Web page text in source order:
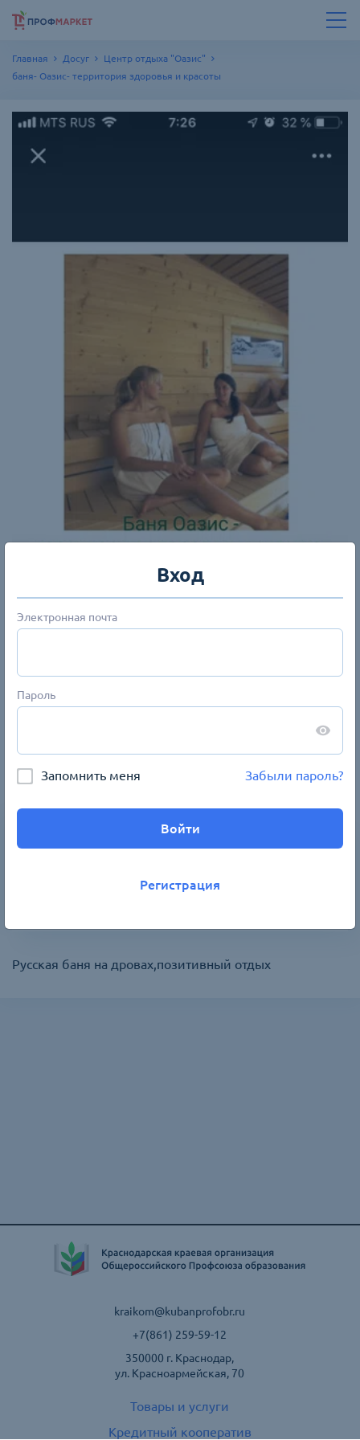
Главная Досуг
Центр отдыха "Оазис"
баня- Оазис- территория здоровья и красоты
баня- Оазис- территория здоровья и
красоты
380 (380)
Русская баня на дровах,позитивный отдых
kraikom@kubanprofobr.ru
+7(861) 259-59-12
350000 г. Краснодар,
ул. Красноармейская, 70
Товары и услуги
Кредитный кооператив
Вход
Электронная почта
Пароль
Запомнить меня Забыли пароль?
Войти
Регистрация